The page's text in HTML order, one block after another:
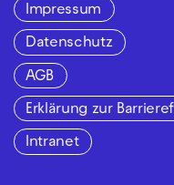
Impressum
Datenschutz
AGB
Erklärung zur
Intranet